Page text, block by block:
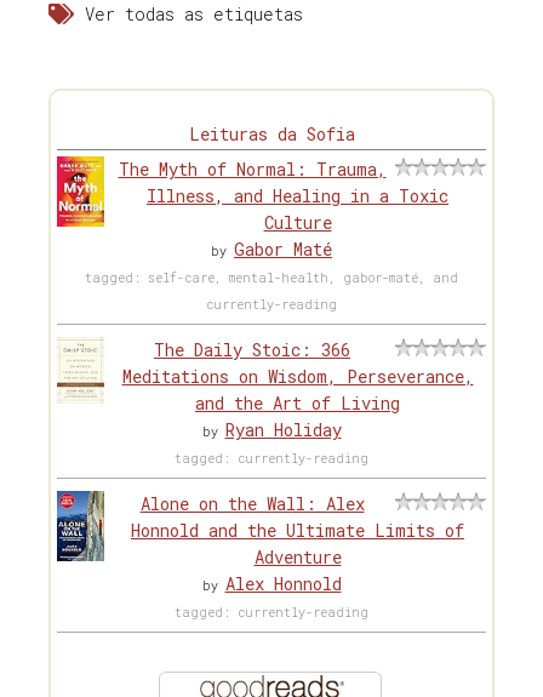
Ver todas as etiquetas
Leituras da Sofia
The Myth of Normal: Trauma,
Illness, and Healing in a Toxic
Culture
by Gabor Maté
tagged: self-care, mental-health, gabor-maté, and
currently-reading
The Daily Stoic: 366
Meditations on Wisdom, Perseverance,
and the Art of Living
by Ryan Holiday
tagged: currently-reading
Alone on the Wall: Alex
Honnold and the Ultimate Limits of
Adventure
by Alex Honnold
tagged: currently-reading